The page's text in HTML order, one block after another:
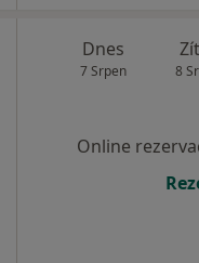
Dnes
7 Srpen 8
Online